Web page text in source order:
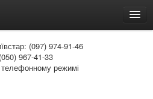
(097) 974-91-46
967-41-33
режимі